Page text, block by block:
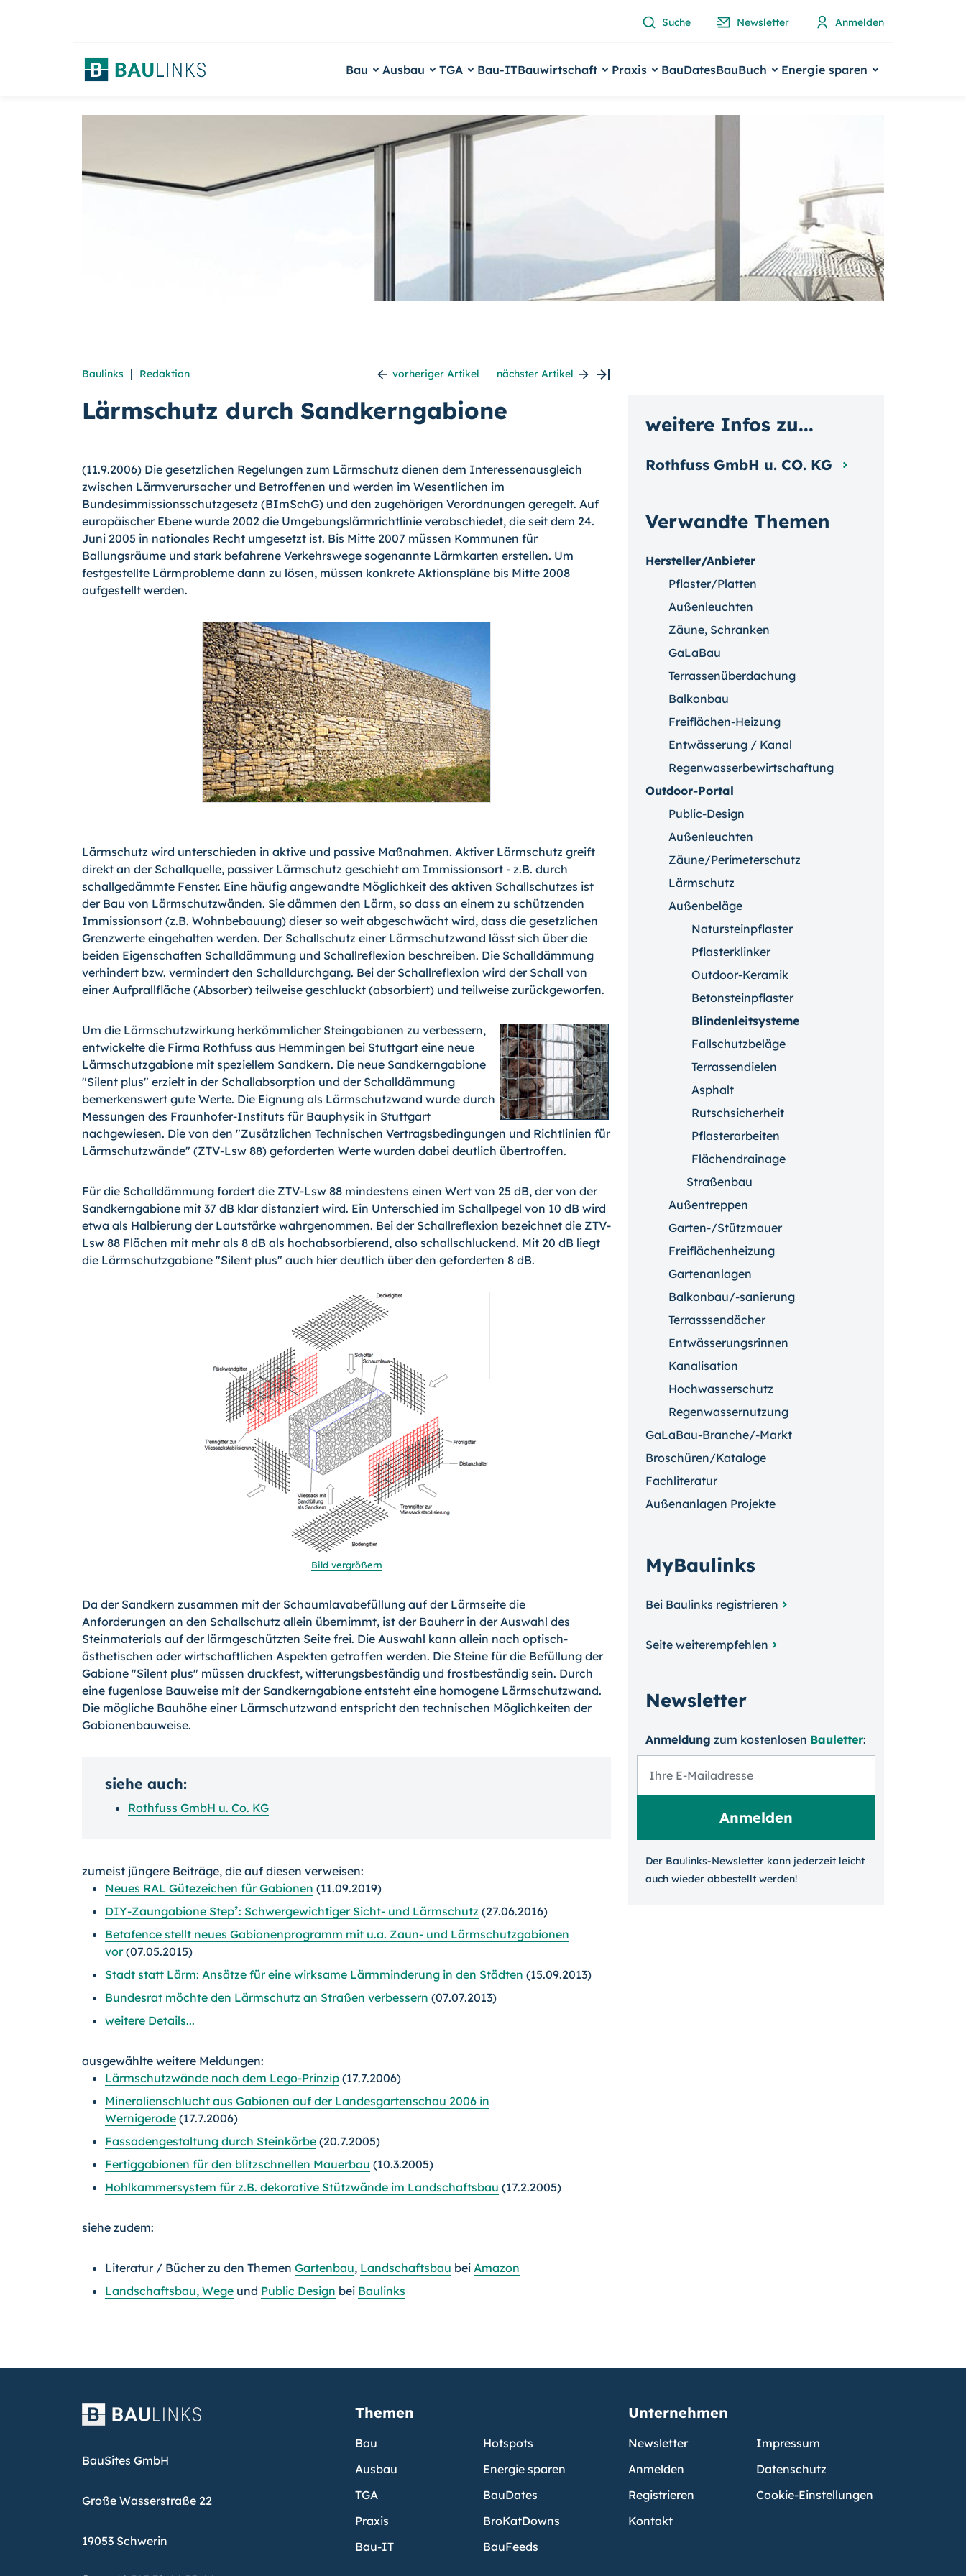
Suche Newsletter Anmelden
Bau Ausbau TGA Bau-ITBauwirtschaft Praxis BauDatesBauBuch Energie sparen
Baulinks | Redaktion vorheriger Artikel nächster Artikel
Lärmschutz durch Sandkerngabione
(11.9.2006) Die gesetzlichen Regelungen zum Lärmschutz dienen dem Interessenausgleich
zwischen Lärmverursacher und Betroffenen und werden im Wesentlichen im
Bundesimmissionsschutzgesetz (BImSchG) und den zugehörigen Verordnungen geregelt. Auf
europäischer Ebene wurde 2002 die Umgebungslärmrichtlinie verabschiedet, die seit dem 24.
Juni 2005 in nationales Recht umgesetzt ist. Bis Mitte 2007 müssen Kommunen für
Ballungsräume und stark befahrene Verkehrswege sogenannte Lärmkarten erstellen. Um
festgestellte Lärmprobleme dann zu lösen, müssen konkrete Aktionspläne bis Mitte 2008
aufgestellt werden.
Lärmschutz wird unterschieden in aktive und passive Maßnahmen. Aktiver Lärmschutz greift
direkt an der Schallquelle, passiver Lärmschutz geschieht am Immissionsort - z.B. durch
schallgedämmte Fenster. Eine häufig angewandte Möglichkeit des aktiven Schallschutzes ist
der Bau von Lärmschutzwänden. Sie dämmen den Lärm, so dass an einem zu schützenden
Immissionsort (z.B. Wohnbebauung) dieser so weit abgeschwächt wird, dass die gesetzlichen
Grenzwerte eingehalten werden. Der Schallschutz einer Lärmschutzwand lässt sich über die
beiden Eigenschaften Schalldämmung und Schallreflexion beschreiben. Die Schalldämmung
verhindert bzw. vermindert den Schalldurchgang. Bei der Schallreflexion wird der Schall von
einer Aufprallfläche (Absorber) teilweise geschluckt (absorbiert) und teilweise zurückgeworfen.
Um die Lärmschutzwirkung herkömmlicher Steingabionen zu verbessern,
entwickelte die Firma Rothfuss aus Hemmingen bei Stuttgart eine neue
Lärmschutzgabione mit speziellem Sandkern. Die neue Sandkerngabione
"Silent plus" erzielt in der Schallabsorption und der Schalldämmung
bemerkenswert gute Werte. Die Eignung als Lärmschutzwand wurde durch
Messungen des Fraunhofer-Instituts für Bauphysik in Stuttgart
nachgewiesen. Die von den "Zusätzlichen Technischen Vertragsbedingungen und Richtlinien für
Lärmschutzwände" (ZTV-Lsw 88) geforderten Werte wurden dabei deutlich übertroffen.
Für die Schalldämmung fordert die ZTV-Lsw 88 mindestens einen Wert von 25 dB, der von der
Sandkerngabione mit 37 dB klar distanziert wird. Ein Unterschied im Schallpegel von 10 dB wird
etwa als Halbierung der Lautstärke wahrgenommen. Bei der Schallreflexion bezeichnet die ZTV-
Lsw 88 Flächen mit mehr als 8 dB als hochabsorbierend, also schallschluckend. Mit 20 dB liegt
die Lärmschutzgabione "Silent plus" auch hier deutlich über den geforderten 8 dB.
Bild vergrößern
Da der Sandkern zusammen mit der Schaumlavabefüllung auf der Lärmseite die
Anforderungen an den Schallschutz allein übernimmt, ist der Bauherr in der Auswahl des
Steinmaterials auf der lärmgeschützten Seite frei. Die Auswahl kann allein nach optisch-
ästhetischen oder wirtschaftlichen Aspekten getroffen werden. Die Steine für die Befüllung der
Gabione "Silent plus" müssen druckfest, witterungsbeständig und frostbeständig sein. Durch
eine fugenlose Bauweise mit der Sandkerngabione entsteht eine homogene Lärmschutzwand.
Die mögliche Bauhöhe einer Lärmschutzwand entspricht den technischen Möglichkeiten der
Gabionenbauweise.
siehe auch:
Rothfuss GmbH u. Co. KG
zumeist jüngere Beiträge, die auf diesen verweisen:
Neues RAL Gütezeichen für Gabionen (11.09.2019)
DIY-Zaungabione Step²: Schwergewichtiger Sicht- und Lärmschutz (27.06.2016)
Betafence stellt neues Gabionenprogramm mit u.a. Zaun- und Lärmschutzgabionen
vor(07.05.2015)
Stadt statt Lärm: Ansätze für eine wirksame Lärmminderung in den Städten (15.09.2013)
Bundesrat möchte den Lärmschutz an Straßen verbessern (07.07.2013)
weitere Details...
ausgewählte weitere Meldungen:
Lärmschutzwände nach dem Lego-Prinzip (17.7.2006)
Mineralienschlucht aus Gabionen auf der Landesgartenschau 2006 in
Wernigerode (17.7.2006)
Fassadengestaltung durch Steinkörbe (20.7.2005)
Fertiggabionen für den blitzschnellen Mauerbau (10.3.2005)
Hohlkammersystem für z.B. dekorative Stützwände im Landschaftsbau (17.2.2005)
siehe zudem:
Literatur / Bücher zu den Themen Gartenbau, Landschaftsbau bei Amazon
Landschaftsbau, Wege und Public Design bei Baulinks
Verwandte Themen
Hersteller/Anbieter
Pflaster/Platten
Außenleuchten
Zäune, Schranken
GaLaBau
Terrassenüberdachung
Balkonbau
Freiflächen-Heizung
Entwässerung / Kanal
Regenwasserbewirtschaftung
Outdoor-Portal
Public-Design
Außenleuchten
Zäune/Perimeterschutz
Lärmschutz
Außenbeläge
Natursteinpflaster
Pflasterklinker
Outdoor-Keramik
Betonsteinpflaster
Blindenleitsysteme
Fallschutzbeläge
Terrassendielen
Asphalt
Rutschsicherheit
Pflasterarbeiten
Flächendrainage
Straßenbau
Außentreppen
Garten-/Stützmauer
Freiflächenheizung
Gartenanlagen
Balkonbau/-sanierung
Terrasssendächer
Entwässerungsrinnen
Kanalisation
Hochwasserschutz
Regenwassernutzung
GaLaBau-Branche/-Markt
Broschüren/Kataloge
Fachliteratur
Außenanlagen Projekte
MyBaulinks
Bei Baulinks registrieren
Seite weiterempfehlen
Newsletter
Anmeldung zum kosten­losen Bauletter:
Der Baulinks-Newsletter kann jeder­zeit leicht
auch wieder ab­bestellt werden!
weitere Infos zu...
Rothfuss GmbH u. CO. KG
BauSites GmbH
Große Wasserstraße 22
19053 Schwerin
Themen
Bau
Ausbau
TGA
Praxis
Bau-IT
Hotspots
Energie sparen
BauDates
BroKatDowns
BauFeeds
Unternehmen
Newsletter
Anmelden
Registrieren
Kontakt
Impressum
Datenschutz
Cookie-Einstellungen